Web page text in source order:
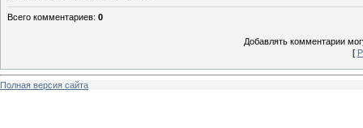
Всего комментариев: 0
Добавлять комментарии
[
Полная версия сайта